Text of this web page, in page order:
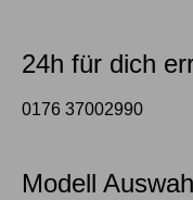
24h für dich
0176 37002990
Modell